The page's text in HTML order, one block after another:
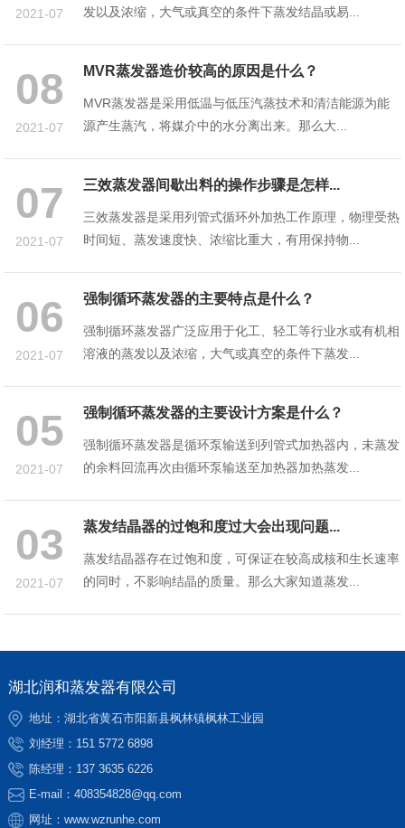
2021-07
发以及浓缩，大气或真空的条件下蒸发结晶或易...
08
2021-07
MVR蒸发器造价较高的原因是什么？
MVR蒸发器是采用低温与低压汽蒸技术和清洁能源为能
源产生蒸汽，将媒介中的水分离出来。那么大...
07
2021-07
三效蒸发器间歇出料的操作步骤是怎样...
三效蒸发器是采用列管式循环外加热工作原理，物理受热
时间短、蒸发速度快、浓缩比重大，有用保持物...
06
2021-07
强制循环蒸发器的主要特点是什么？
强制循环蒸发器广泛应用于化工、轻工等行业水或有机相
溶液的蒸发以及浓缩，大气或真空的条件下蒸发...
05
2021-07
强制循环蒸发器的主要设计方案是什么？
强制循环蒸发器是循环泵输送到列管式加热器内，未蒸发
的余料回流再次由循环泵输送至加热器加热蒸发...
03
2021-07
蒸发结晶器的过饱和度过大会出现问题...
蒸发结晶器存在过饱和度，可保证在较高成核和生长速率
的同时，不影响结晶的质量。那么大家知道蒸发...
湖北润和蒸发器有限公司
地址：湖北省黄石市阳新县枫林镇枫林工业园
刘经理： 151 5772 6898
陈经理： 137 3635 6226
E-mail： 408354828@qq.com
网址： www.wzrunhe.com